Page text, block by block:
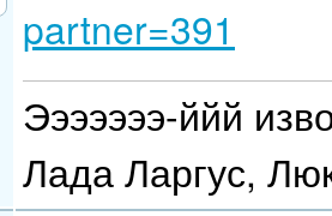
partner=391
Эээээээ-ййй
Лада Ларгус,